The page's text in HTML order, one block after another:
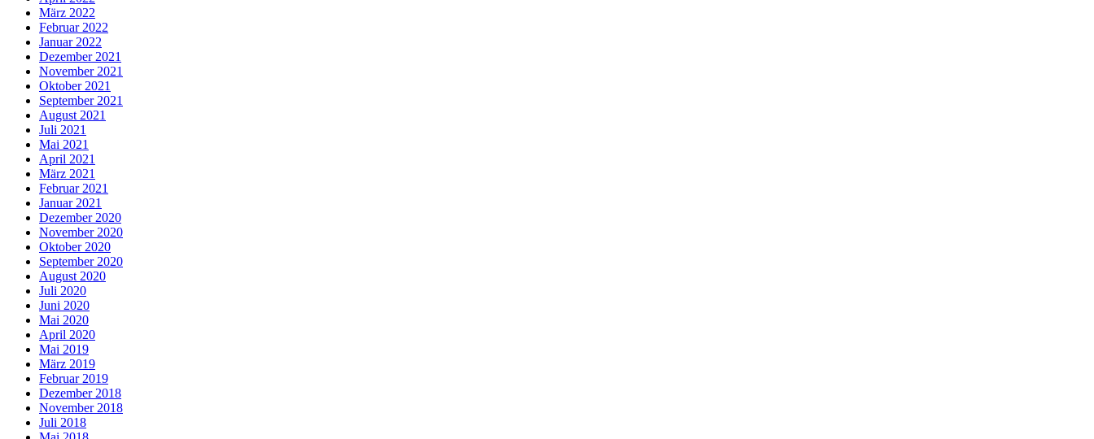
März 2022
Februar 2022
Januar 2022
Dezember 2021
November 2021
Oktober 2021
September 2021
August 2021
Juli 2021
Mai 2021
April 2021
März 2021
Februar 2021
Januar 2021
Dezember 2020
November 2020
Oktober 2020
September 2020
August 2020
Juli 2020
Juni 2020
Mai 2020
April 2020
Mai 2019
März 2019
Februar 2019
Dezember 2018
November 2018
Juli 2018